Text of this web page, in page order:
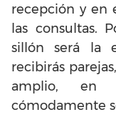
recepción y en
las consultas.
sillón será la
recibirás
amplio, en
cómodamente